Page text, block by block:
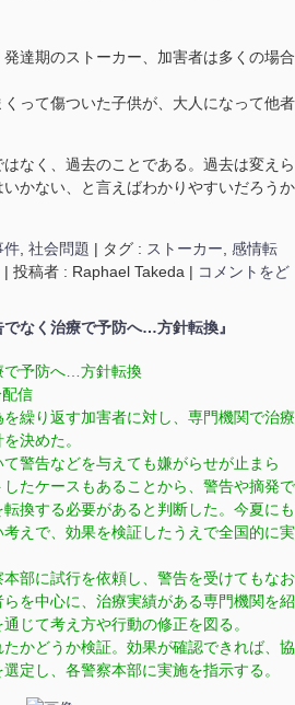
達期のストーカー、加害者は多くの場合
って傷ついた子供が、大人になって他者
なく、過去のことである。過去は変えら
かない、と言えばわかりやすいだろうか
件 社会問題 | タグ : ストーカー 感情転
| 投稿者 : Raphael Takeda | コメントをど
なく治療で予防へ…方針転換』
で予防へ…方針転換
信
繰り返す加害者に対し、専門機関で治療
決めた。
警告などを与えても嫌がらせが止まら
たケースもあることから、警告や摘発で
換する必要があると判断した。今夏にも
えで、効果を検証したうえで全国的に実
部に試行を依頼し、警告を受けてもなお
を中心に、治療実績がある専門機関を紹
じて考え方や行動の修正を図る。
かどうか検証。効果が確認できれば、協
定し、各警察本部に実施を指示する。